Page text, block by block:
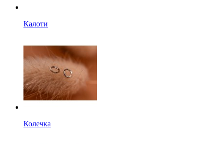
Калоти
Колечка